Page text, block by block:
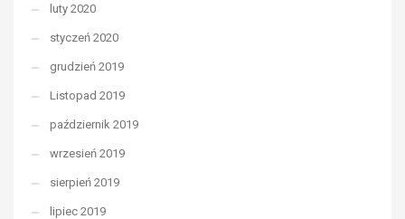
luty 2020
styczeń 2020
grudzień 2019
Listopad 2019
październik 2019
wrzesień 2019
sierpień 2019
lipiec 2019